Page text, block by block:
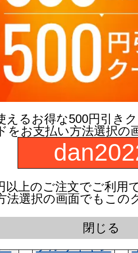
> ブリヂストン
在の店舗受注状
フルワイヤレ
えるお得な500円引き
をお支払い方法選択の
以上のご注文でご利用
法選択の画面でもこの
閉じる